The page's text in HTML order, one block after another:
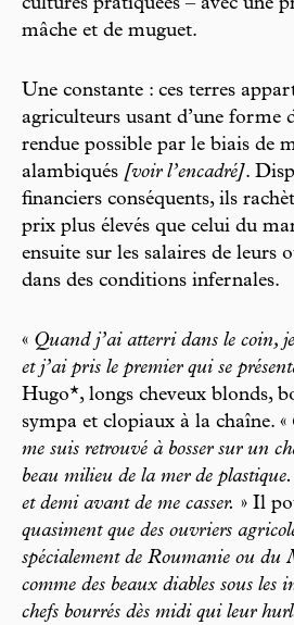
cultures pratiquées – avec une
mâche et de muguet.
Une constante : ces terres
agriculteurs usant d’une forme
rendue possible par le biais de
alambiqués [voir l’encadré].
financiers conséquents, ils
prix plus élevés que celui du
ensuite sur les salaires de leurs
dans des conditions infernales.
« Quand j’ai atterri dans le coin,
et j’ai pris le premier qui se
Hugo*, longs cheveux blonds,
sympa et clopiaux à la chaîne. «
me suis retrouvé à bosser sur un
beau milieu de la mer de
et demi avant de me casser. » Il
quasiment que des ouvriers
spécialement de Roumanie ou
comme des beaux diables sous les
chefs bourrés dès midi qui leur